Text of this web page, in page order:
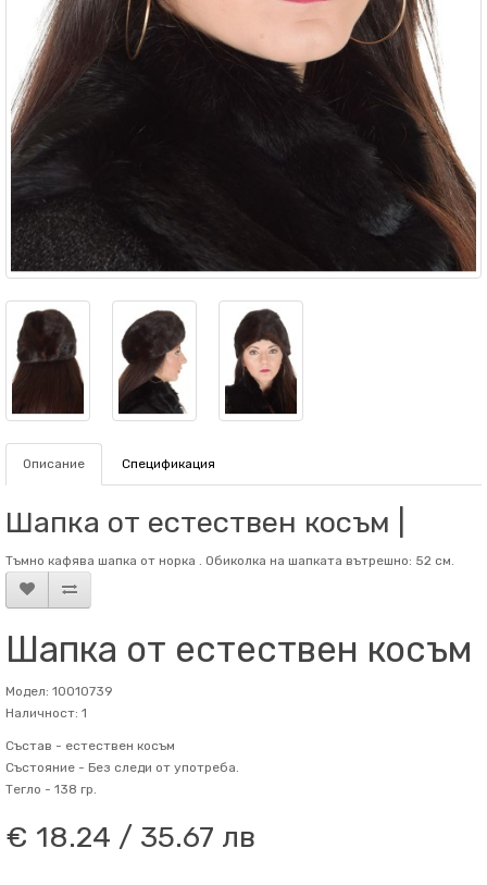
Описание Спецификация
Шапка от естествен косъм |
Тъмно кафява шапка от норка . Обиколка на шапката вътрешно: 52 см.
Шапка от естествен косъм
Модел: 10010739
Наличност: 1
Състав - естествен косъм
Състояние - Без следи от употреба.
Тегло - 138 гр.
€ 18.24 / 35.67 лв